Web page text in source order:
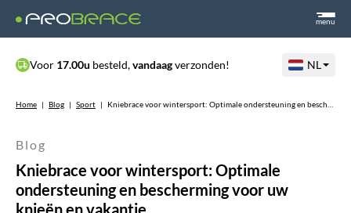
menu
Voor 17.00u besteld,vandaagverzonden! NL
Home | Blog | Sport | Kniebrace voor wintersport: Optimale ondersteuning en bescherming voor uw knieën en vakantie
Blog
Kniebrace voor wintersport: Optimale
ondersteuning en bescherming voor uw
knieën en vakantie